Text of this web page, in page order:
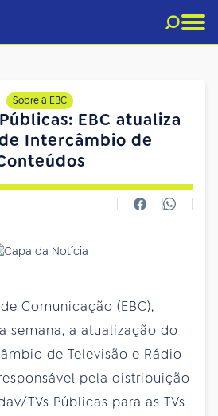
Sobre a EBC
EBC atualiza
Intercâmbio de
Comunicação (EBC),
semana, a atualização do
de Televisão e Rádio
pela distribuição
TVs Públicas para as TVs